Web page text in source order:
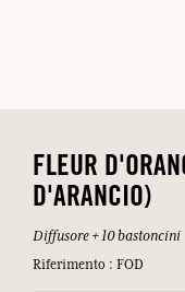
FLEUR
D'ARANCIO)
Diffusore + 10 bastoncini
Riferimento : FOD